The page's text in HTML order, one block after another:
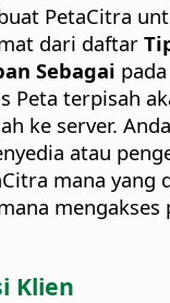
PetaCitra
dari daftar
Sebagai pada
Peta terpisah
ke server.
atau
mana yang
mengakses
Klien